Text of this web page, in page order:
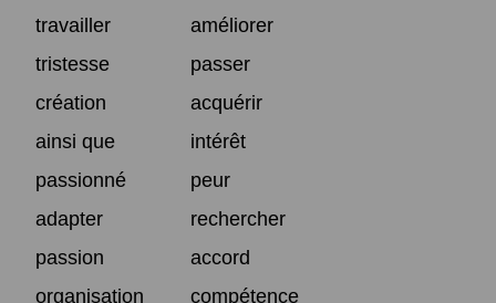
travailler
améliorer
tristesse
passer
création
acquérir
ainsi que
intérêt
passionné
peur
adapter
rechercher
passion
accord
organisation
compétence